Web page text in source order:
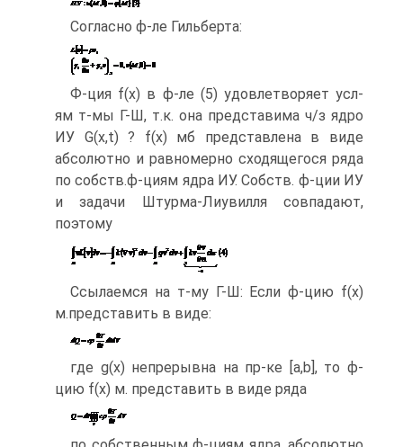
Согласно ф-ле Гильберта:
Ф-ция f(x) в ф-ле (5) удовлетворяет усл-
ям т-мы Г-Ш, т.к. она представима ч/з ядро
ИУ G(x,t) ? f(x) мб представлена в виде
абсолютно и равномерно сходящегося ряда
по собств.ф-циям ядра ИУ. Собств. ф-ции ИУ
и задачи Штурма-Лиувилля совпадают,
поэтому
Ссылаемся на т-му Г-Ш: Если ф-цию f(x)
м.представить в виде:
где g(x) непрерывна на пр-ке [a,b], то ф-
цию f(x) м. представить в виде ряда